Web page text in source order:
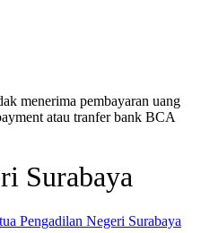
menerima pembayaran uang
atau tranfer bank BCA
Surabaya